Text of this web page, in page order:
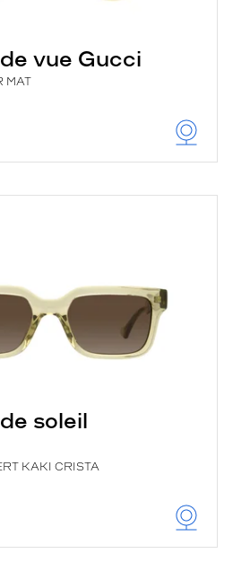
vue Gucci
MAT
soleil
KAKI CRISTA